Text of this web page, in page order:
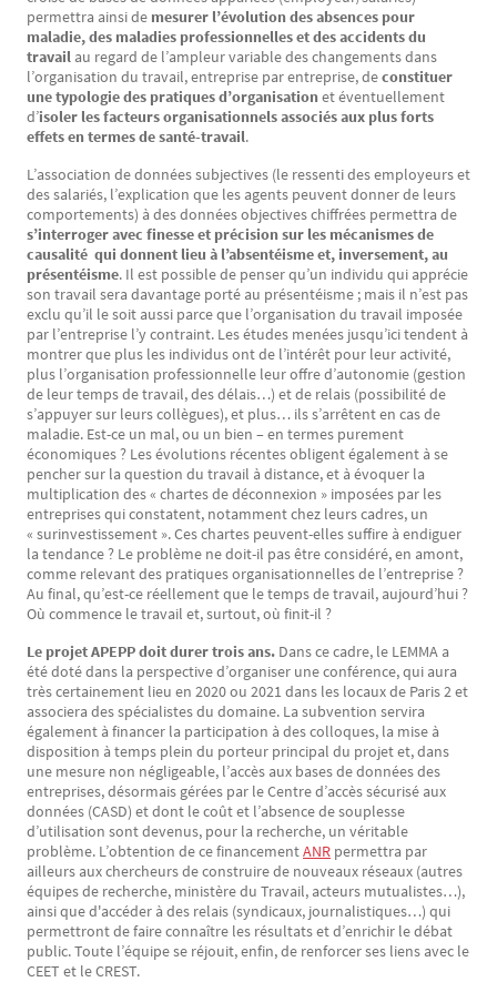
permettra ainsi de mesurer l’évolution des absences pour
maladie, des maladies professionnelles et des accidents du
travail au regard de l’ampleur variable des changements dans
l’organisation du travail, entreprise par entreprise, deconstituer
une typologie des pratiques d’organisationet éventuellement
d’isoler les facteurs organisationnels associés aux plus forts
effets en termes de santé-travail.
L’association de données subjectives (le ressenti des employeurs et
des salariés, l’explication que les agents peuvent donner de leurs
comportements) à des données objectives chiffrées permettra de
s’interroger avec finesse et précision sur les mécanismes de
causalité qui donnent lieu à l’absentéisme et, inversement, au
présentéisme. Il est possible de penser qu’un individu qui apprécie
son travail sera davantage porté au présentéisme ; mais il n’est pas
exclu qu’il le soit aussi parce que l’organisation du travail imposée
par l’entreprise l’y contraint. Les études menées jusqu’ici tendent à
montrer que plus les individus ont de l’intérêt pour leur activité,
plus l’organisation professionnelle leur offre d’autonomie (gestion
de leur temps de travail, des délais…) et de relais (possibilité de
s’appuyer sur leurs collègues), et plus… ils s’arrêtent en cas de
maladie. Est-ce un mal, ou un bien – en termes purement
économiques ? Les évolutions récentes obligent également à se
pencher sur la question du travail à distance, et à évoquer la
multiplication des « chartes de déconnexion » imposées par les
entreprises qui constatent, notamment chez leurs cadres, un
« surinvestissement ». Ces chartes peuvent-elles suffire à endiguer
la tendance ? Le problème ne doit-il pas être considéré, en amont,
comme relevant des pratiques organisationnelles de l’entreprise ?
Au final, qu’est-ce réellement que le temps de travail, aujourd’hui ?
Où commence le travail et, surtout, où finit-il ?
Le projet APEPP doit durer trois ans. Dans ce cadre, le LEMMA a
été doté dans la perspective d’organiser une conférence, qui aura
très certainement lieu en 2020 ou 2021 dans les locaux de Paris 2 et
associera des spécialistes du domaine. La subvention servira
également à financer la participation à des colloques, la mise à
disposition à temps plein du porteur principal du projet et, dans
une mesure non négligeable, l’accès aux bases de données des
entreprises, désormais gérées par le Centre d’accès sécurisé aux
données (CASD) et dont le coût et l’absence de souplesse
d’utilisation sont devenus, pour la recherche, un véritable
problème. L’obtention de ce financementANR permettra par
ailleurs aux chercheurs de construire de nouveaux réseaux (autres
équipes de recherche, ministère du Travail, acteurs mutualistes…),
ainsi que d'accéder à des relais (syndicaux, journalistiques…) qui
permettront de faire connaître les résultats et d’enrichir le débat
public. Toute l’équipe se réjouit, enfin, de renforcer ses liens avec le
CEET et le CREST.